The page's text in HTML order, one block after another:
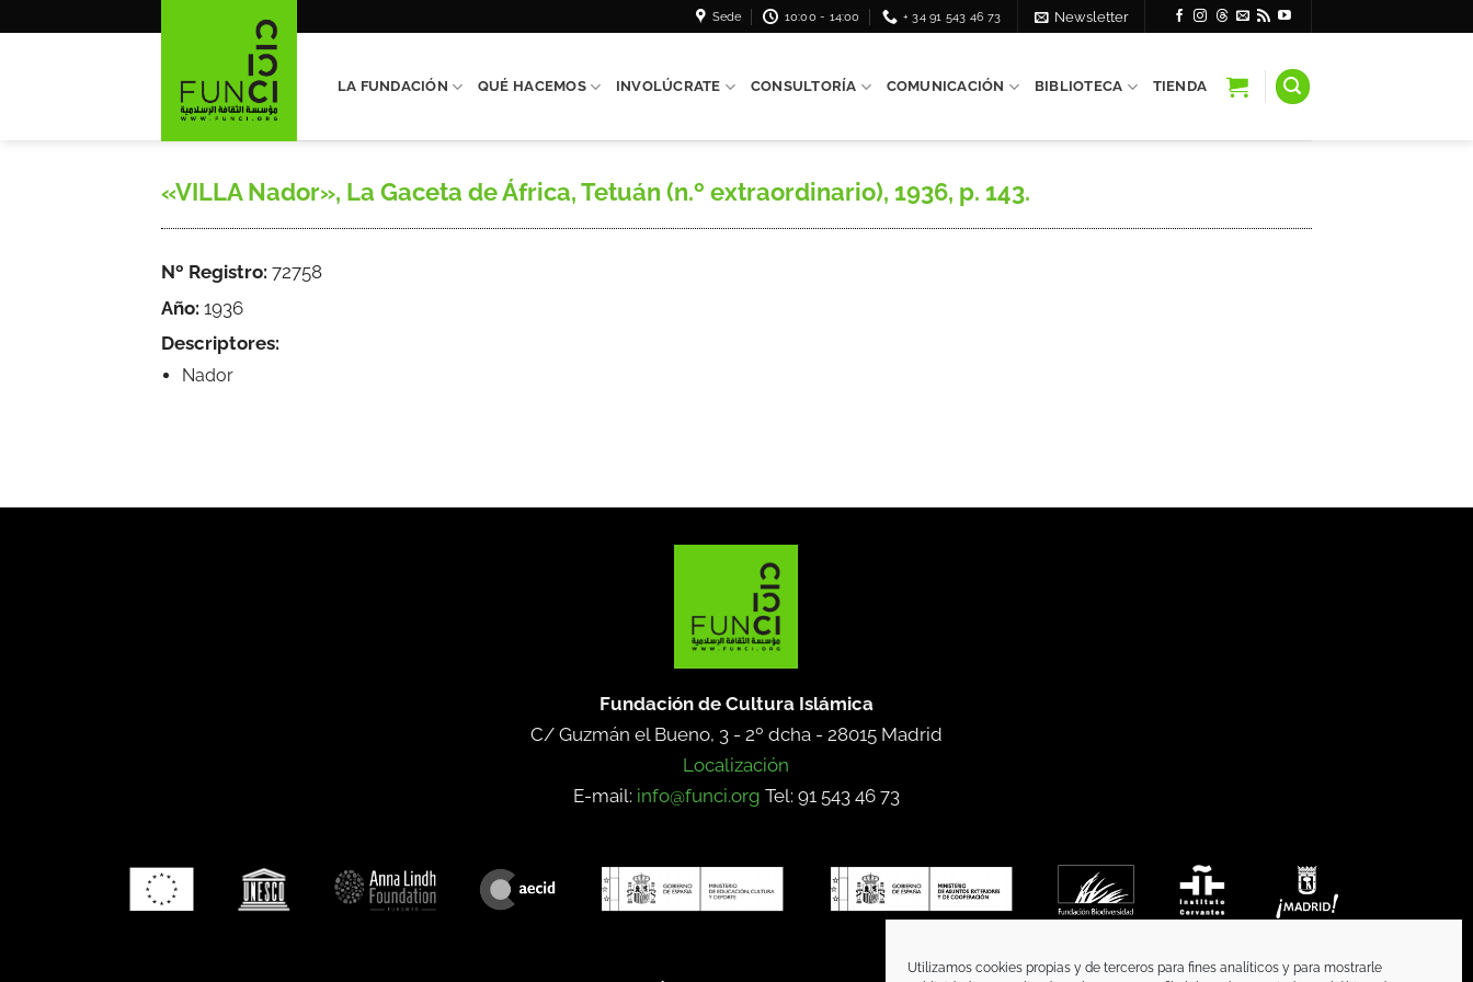
Utilizamos cookies propias y de terceros para fines analíticos y para mostrarle
Sede 10:00 - 14:00 + 34 91 543 46 73 Newsletter
LA FUNDACIÓN QUÉ HACEMOS INVOLÚCRATE CONSULTORÍA COMUNICACIÓN BIBLIOTECA TIENDA
«VILLA Nador», La Gaceta de África, Tetuán (n.º extraordinario), 1936, p. 143.
Nº Registro: 72758
Año: 1936
Descriptores:
Nador
Fundación de Cultura Islámica
C/ Guzmán el Bueno, 3 - 2º dcha - 28015 Madrid
Localización
E-mail: info@funci.org Tel: 91 543 46 73